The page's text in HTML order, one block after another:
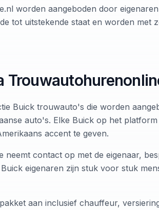
worden aangeboden door
tot uitstekende staat en worden met
Buick trouwauto's die worden
auto's. Elke Buick op het
accent te geven.
contact op met de eigenaar,
eigenaren zijn stuk voor stuk
aan inclusief chauffeur,